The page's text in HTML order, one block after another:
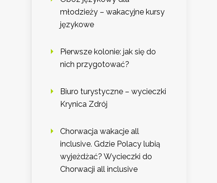
młodzieży – wakacyjne kursy
językowe
Pierwsze kolonie: jak się do
nich przygotować?
Biuro turystyczne – wycieczki
Krynica Zdrój
Chorwacja wakacje all
inclusive. Gdzie Polacy lubią
wyjeżdżać? Wycieczki do
Chorwacji all inclusive